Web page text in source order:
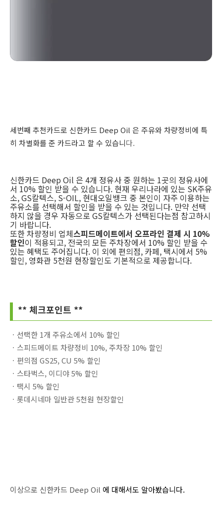
세번째 추천카드로 신한카드 Deep Oil 은 주유와 차량정비에 특
히 차별화를 준 카드라고 할 수 있습니다.
신한카드 Deep Oil 은 4개 정유사 중 원하는 1곳의 정유사에
서 10% 할인 받을 수 있습니다. 현재 우리나라에 있는 SK주유
소, GS칼텍스, S-OIL, 현대오일뱅크 중 본인이 자주 이용하는
주유소를 선택해서 할인을 받을 수 있는 것입니다. 만약 선택
하지 않을 경우 자동으로 GS칼텍스가 선택된다는점 참고하시
기 바랍니다.
또한 차량정비 업체스피드메이트에서 오프라인 결제 시 10%
할인이 적용되고, 전국의 모든 주차장에서 10% 할인 받을 수
있는 혜택도 주어집니다. 이 외에 편의점, 카페, 택시에서 5%
할인, 영화관 5천원 현장할인도 기본적으로 제공합니다.
** 체크포인트 **
ㆍ선택한 1개 주유소에서 10% 할인
ㆍ스피드메이트 차량정비 10%, 주차장 10% 할인
ㆍ편의점 GS25, CU 5% 할인
ㆍ스타벅스, 이디야 5% 할인
ㆍ택시 5% 할인
ㆍ롯데시네마 일반관 5천원 현장할인
이상으로 신한카드 Deep Oil 에 대해서도 알아봤습니다.